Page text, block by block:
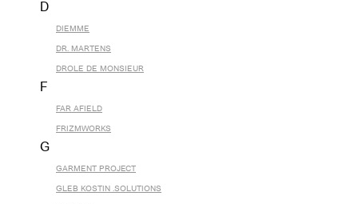
D
DIEMME
DR. MARTENS
DROLE DE MONSIEUR
F
FAR AFIELD
FRIZMWORKS
G
GARMENT PROJECT
GLEB KOSTIN .SOLUTIONS